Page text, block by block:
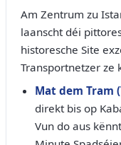
Am Zentrum zu
laanscht déi
historesche Site
Transportnetzer ze
Mat dem Tram
direkt bis op
Vun do aus